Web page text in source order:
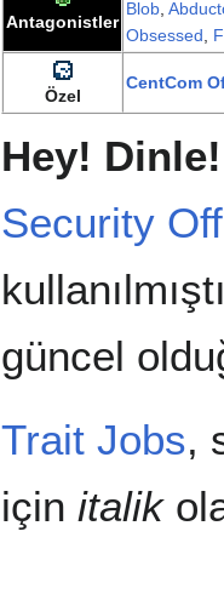
Antagonistler
Blob
Obsessed
Özel
CentCom
Hey! Dinle!
Security
güncel
Trait Jobs,
için italik